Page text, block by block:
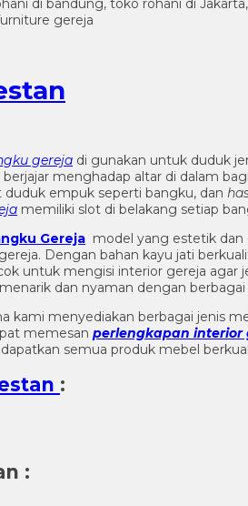
gereja di gunakan untuk duduk
menghadap altar di dalam
empuk seperti bangku, dan
memiliki slot di belakang setiap
Gereja model yang estetik dan
Dengan bahan kayu jati
untuk mengisi interior gereja agar
dan nyaman dengan
kami menyediakan berbagai jenis
memesan perlengkapan interior
semua produk mebel
:
: